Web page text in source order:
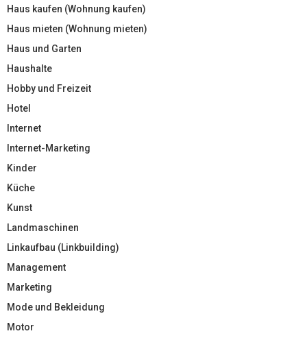
Haus kaufen (Wohnung kaufen)
Haus mieten (Wohnung mieten)
Haus und Garten
Haushalte
Hobby und Freizeit
Hotel
Internet
Internet-Marketing
Kinder
Küche
Kunst
Landmaschinen
Linkaufbau (Linkbuilding)
Management
Marketing
Mode und Bekleidung
Motor